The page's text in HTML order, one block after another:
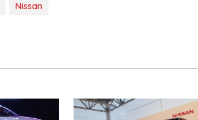
Nissan